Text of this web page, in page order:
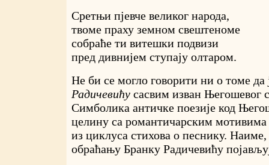
Сретњи пјевче великог народа,
твоме праху земном свештеноме
собраће ти витешки подвизи
пред дивнијем ступају олтаром.
Не би се могло говорити ни о томе да
Радичевићу сасвим изван Његошевог
Симболика античке поезије код
целину са романтичарским
из циклуса стихова о песнику.
обраћању Бранку Радичевићу